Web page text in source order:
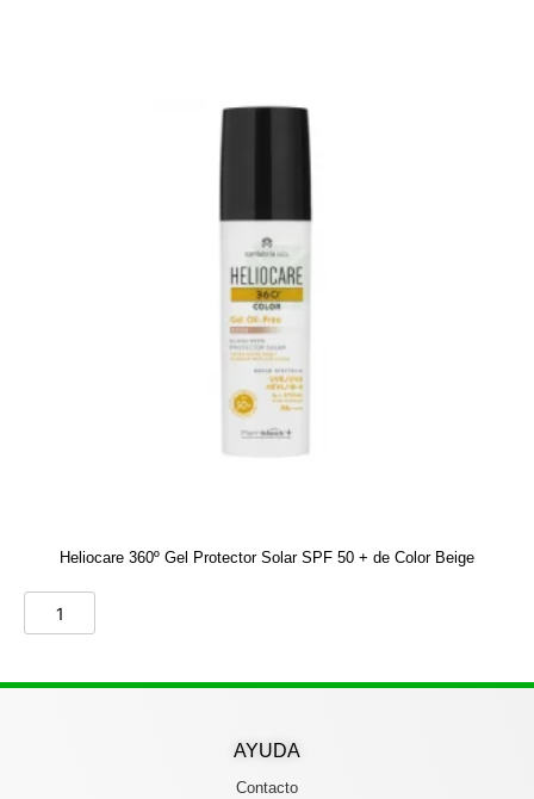
Heliocare 360º Gel Protector Solar SPF 50 + de Color Beige
AYUDA
Contacto